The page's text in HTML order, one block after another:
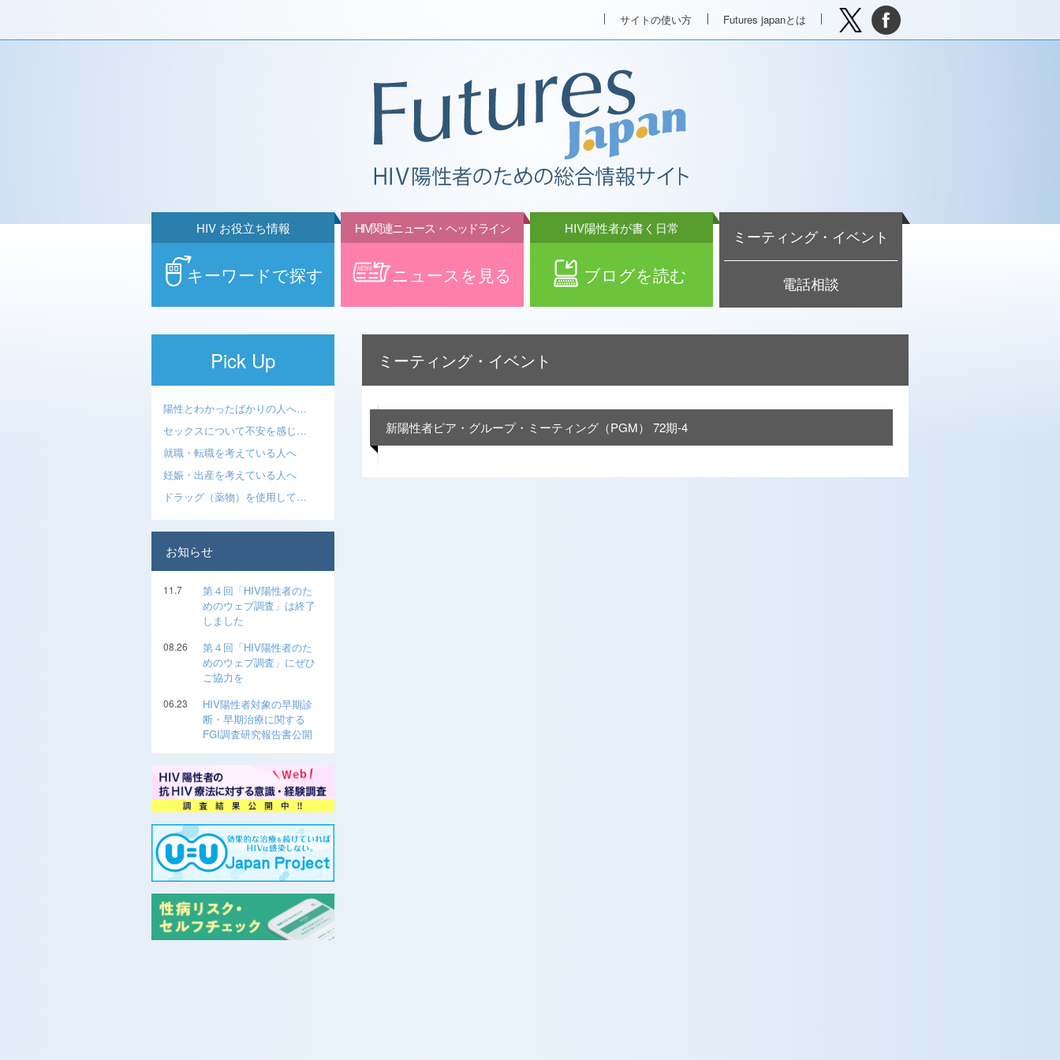
サイトの使い方 Futures japanとは
キーワードで探す
HIV お役立ち情報
ニュースを見る
HIV関連ニュース・ヘッドライン
ブログを読む
HIV陽性者が書く日常 ミーティング・イベント
電話相談
ミーティング・イベント
新陽性者ピア・グループ・ミーティング（PGM） 72期-4
Pick Up
陽性とわかったばかりの人へ…
セックスについて不安を感じ…
就職・転職を考えている人へ
妊娠・出産を考えている人へ
ドラッグ（薬物）を使用して…
お知らせ
11.7
第４回「HIV陽性者のた
めのウェブ調査」は終了
しました
08.26
第４回「HIV陽性者のた
めのウェブ調査」にぜひ
ご協力を
06.23
HIV陽性者対象の早期診
断・早期治療に関する
FGI調査研究報告書公開